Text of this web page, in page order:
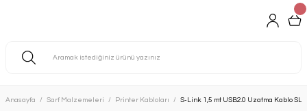
Anasayfa Sarf Malzemeleri Printer Kabloları S-Link 1,5 mt USB2.0 Uzatma Kablo SL-